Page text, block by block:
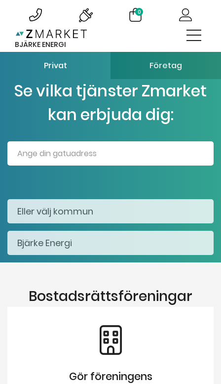
0
BJÄRKE ENERGI
Privat Företag
Se vilka tjänster Zmarket
kan erbjuda dig:
Bostadsrättsföreningar
Gör föreningens